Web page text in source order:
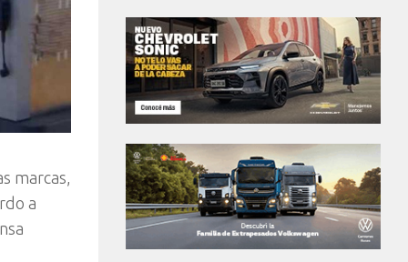
marcas,
a